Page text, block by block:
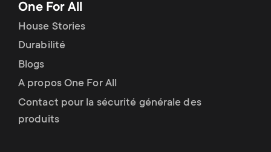
One For All
House Stories
Durabilité
Blogs
A propos One For All
Contact pour la sécurité générale des
produits